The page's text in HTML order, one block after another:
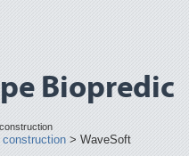
Biopredic
construction > WaveSoft